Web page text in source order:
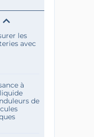
les
avec
à
de